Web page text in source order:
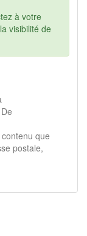
à votre
visibilité de
que
postale,